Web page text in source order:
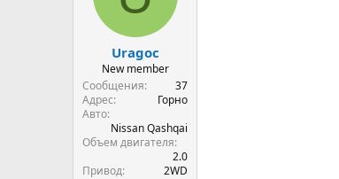
Uragoc
New member
Сообщения
37
Адрес
Горно
Авто
Nissan Qashqai
Объем двигателя
2.0
Привод
2WD